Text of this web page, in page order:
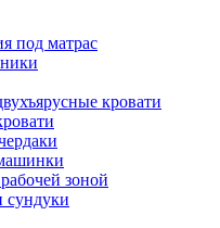
под матрас
кровати
зоной